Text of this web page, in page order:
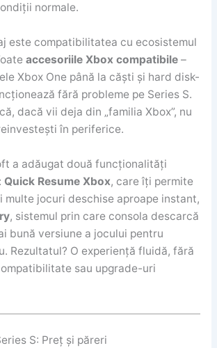
normale.
este compatibilitatea cu ecosistemul
accesoriile Xbox compatibile–
Xbox One până la căști și hard disk-
fără probleme pe Series S.
dacă vii deja din „familia Xbox”, nu
în periferice.
a adăugat două funcționalități
Quick Resume Xbox, care îți permite
multe jocuri deschise aproape instant,
, sistemul prin care consola descarcă
bună versiune a jocului pentru
Rezultatul? O experiență fluidă, fără
sau upgrade-uri
S: Preț și păreri